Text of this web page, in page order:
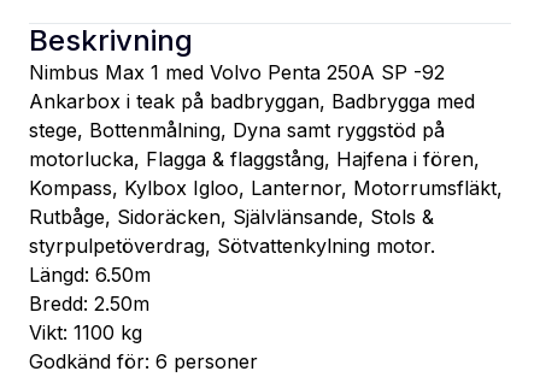
Beskrivning
Nimbus Max 1 med Volvo Penta 250A SP -92
Ankarbox i teak på badbryggan, Badbrygga med
stege, Bottenmålning, Dyna samt ryggstöd på
motorlucka, Flagga & flaggstång, Hajfena i fören,
Kompass, Kylbox Igloo, Lanternor, Motorrumsfläkt,
Rutbåge, Sidoräcken, Självlänsande, Stols &
styrpulpetöverdrag, Sötvattenkylning motor.
Längd: 6.50m
Bredd: 2.50m
Vikt: 1100 kg
Godkänd för: 6 personer